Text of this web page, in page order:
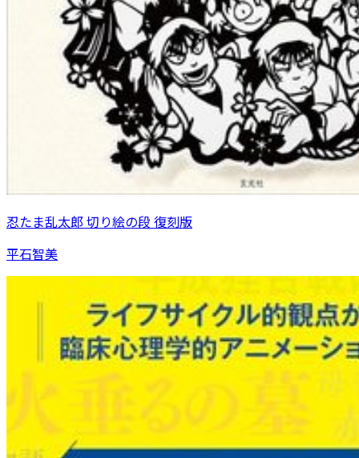
忍たま乱太郎 切り絵の段 復刻版
平石智美